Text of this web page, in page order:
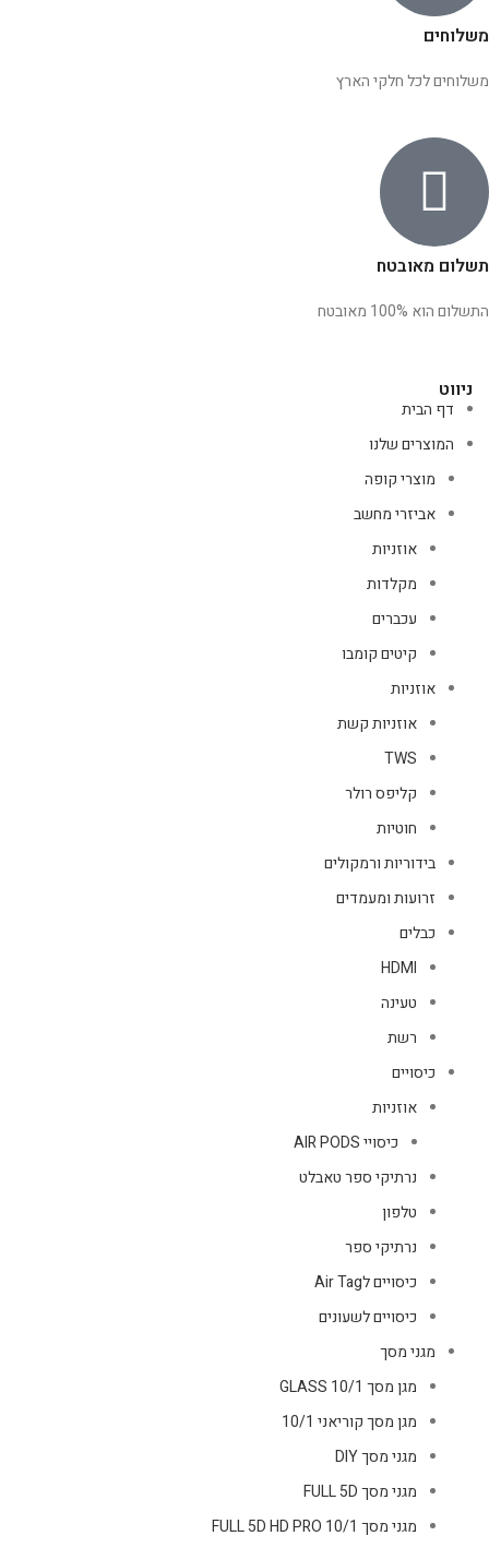
משלוחים
משלוחים לכל חלקי הארץ
תשלום מאובטח
התשלום הוא 100% מאובטח
ניווט
דף הבית
המוצרים שלנו
מוצרי קופה
אביזרי מחשב
אוזניות
מקלדות
עכברים
קיטים קומבו
אוזניות
אוזניות קשת
TWS
קליפס רולר
חוטיות
בידוריות ורמקולים
זרועות ומעמדים
כבלים
HDMI
טעינה
רשת
כיסויים
אוזניות
כיסויי AIR PODS
נרתיקי ספר טאבלט
טלפון
נרתיקי ספר
כיסויים לAir Tag
כיסויים לשעונים
מגני מסך
מגן מסך GLASS 10/1
מגן מסך קוריאני 10/1
מגני מסך DIY
מגני מסך FULL 5D
מגני מסך FULL 5D HD PRO 10/1